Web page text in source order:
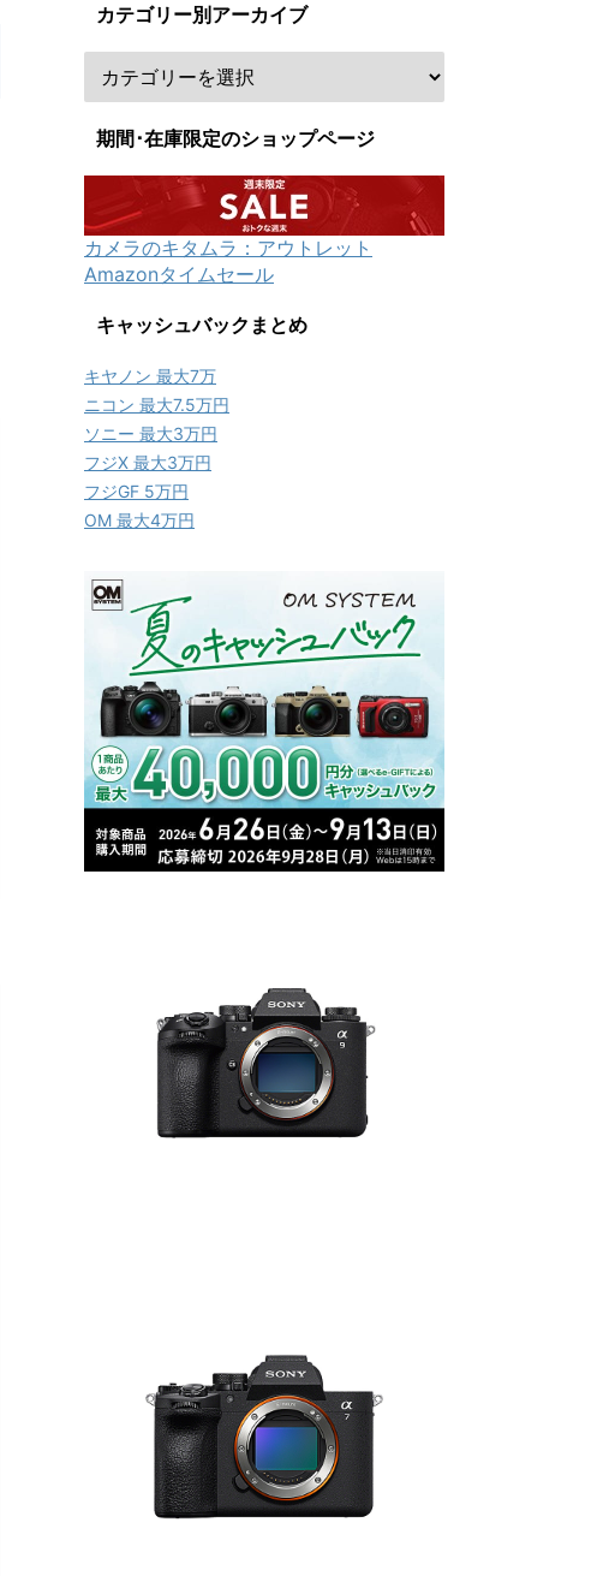
カテゴリー別アーカイブ
期間･在庫限定のショップページ
カメラのキタムラ：アウトレット
Amazonタイムセール
キャッシュバックまとめ
キヤノン 最大7万
ニコン 最大7.5万円
ソニー 最大3万円
フジX 最大3万円
フジGF 5万円
OM 最大4万円